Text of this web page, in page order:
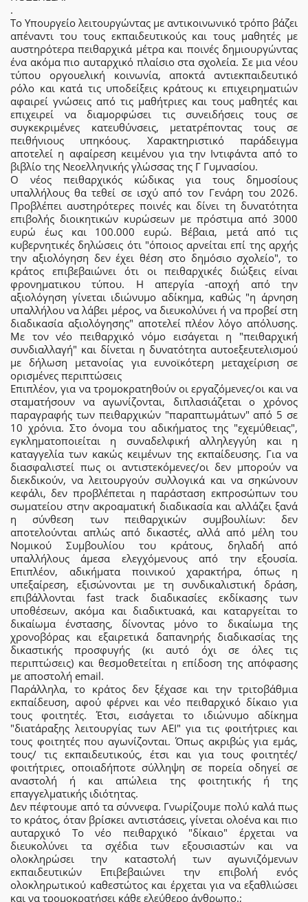
.
Το Υπουργείο λειτουργώντας με αντικοινωνικό τρόπο βάζει
απέναντι του τους εκπαιδευτικούς και τους μαθητές με
αυστηρότερα πειθαρχικά μέτρα και ποινές δημιουργώντας
ένα ακόμα πιο αυταρχικό πλαίσιο στα σχολεία. Σε μια νέου
τύπου οργουελική κοινωνία, αποκτά αντιεκπαιδευτικό
ρόλο και κατά τις υποδείξεις κράτους κι επιχειρηματιών
αφαιρεί γνώσεις από τις μαθήτριες και τους μαθητές και
επιχειρεί να διαμορφώσει τις συνειδήσεις τους σε
συγκεκριμένες κατευθύνσεις, μετατρέποντας τους σε
πειθήνιους υπηκόους. Χαρακτηριστικό παράδειγμα
αποτελεί η αφαίρεση κειμένου για την Ιντιφάντα από το
βιβλίο της Νεοελληνικής γλώσσας της Γ Γυμνασίου.
Ο νέος πειθαρχικός κώδικας για τους δημοσίους
υπαλλήλους θα τεθεί σε ισχύ από τον Γενάρη του 2026.
Προβλέπει αυστηρότερες ποινές και δίνει τη δυνατότητα
επιβολής διοικητικών κυρώσεων με πρόστιμα από 3000
ευρώ έως και 100.000 ευρώ. Βέβαια, μετά από τις
κυβερνητικές δηλώσεις ότι "όποιος αρνείται επί της αρχής
την αξιολόγηση δεν έχει θέση στο δημόσιο σχολείο", το
κράτος επιβεβαιώνει ότι οι πειθαρχικές διώξεις είναι
φρονηματικου τύπου. Η απεργία -αποχή από την
αξιολόγηση γίνεται ιδιώνυμο αδίκημα, καθώς "η άρνηση
υπαλλήλου να λάβει μέρος, να διευκολύνει ή να προβεί στη
διαδικασία αξιολόγησης" αποτελεί πλέον λόγο απόλυσης.
Με τον νέο πειθαρχικό νόμο εισάγεται η "πειθαρχική
συνδιαλλαγή" και δίνεται η δυνατότητα αυτοεξευτελισμού
με δήλωση μετανοίας για ευνοϊκότερη μεταχείριση σε
ορισμένες περιπτώσεις
Επιπλέον, για να τρομοκρατηθούν οι εργαζόμενες/οι και να
σταματήσουν να αγωνίζονται, διπλασιάζεται ο χρόνος
παραγραφής των πειθαρχικών "παραπτωμάτων" από 5 σε
10 χρόνια. Στο όνομα του αδικήματος της "εχεμύθειας",
εγκληματοποιείται η συναδελφική αλληλεγγύη και η
καταγγελία των κακώς κειμένων της εκπαίδευσης. Για να
διασφαλιστεί πως οι αντιστεκόμενες/οι δεν μπορούν να
διεκδικούν, να λειτουργούν συλλογικά και να σηκώνουν
κεφάλι, δεν προβλέπεται η παράσταση εκπροσώπων του
σωματείου στην ακροαματική διαδικασία και αλλάζει ξανά
η σύνθεση των πειθαρχικών συμβουλίων: δεν
αποτελούνται απλώς από δικαστές, αλλά από μέλη του
Νομικού Συμβουλίου του κράτους, δηλαδή από
υπαλλήλους άμεσα ελεγχόμενους από την εξουσία.
Επιπλέον, αδικήματα ποινικού χαρακτήρα, όπως η
υπεξαίρεση, εξισώνονται με τη συνδικαλιστική δράση,
επιβάλλονται fast track διαδικασίες εκδίκασης των
υποθέσεων, ακόμα και διαδικτυακά, και καταργείται το
δικαίωμα ένστασης, δίνοντας μόνο το δικαίωμα της
χρονοβόρας και εξαιρετικά δαπανηρής διαδικασίας της
δικαστικής προσφυγής (κι αυτό όχι σε όλες τις
περιπτώσεις) και θεσμοθετείται η επίδοση της απόφασης
με αποστολή email.
Παράλληλα, το κράτος δεν ξέχασε και την τριτοβάθμια
εκπαίδευση, αφού φέρνει και νέο πειθαρχικό δίκαιο για
τους φοιτητές. Έτσι, εισάγεται το ιδιώνυμο αδίκημα
"διατάραξης λειτουργίας των ΑΕΙ" για τις φοιτήτριες και
τους φοιτητές που αγωνίζονται. Όπως ακριβώς για εμάς,
τους/ τις εκπαιδευτικούς, έτσι και για τους φοιτητές/
φοιτήτριες, οποιαδήποτε σύλληψη σε πορεία οδηγεί σε
αναστολή ή και απώλεια της φοιτητικής ή της
επαγγελματικής ιδιότητας.
Δεν πέφτουμε από τα σύννεφα. Γνωρίζουμε πολύ καλά πως
το κράτος, όταν βρίσκει αντιστάσεις, γίνεται ολοένα και πιο
αυταρχικό Το νέο πειθαρχικό "δίκαιο" έρχεται να
διευκολύνει τα σχέδια των εξουσιαστών και να
ολοκληρώσει την καταστολή των αγωνιζόμενων
εκπαιδευτικών Επιβεβαιώνει την επιβολή ενός
ολοκληρωτικού καθεστώτος και έρχεται για να εξαθλιώσει
και να τρομοκρατήσει κάθε ελεύθερο άνθρωπο.;